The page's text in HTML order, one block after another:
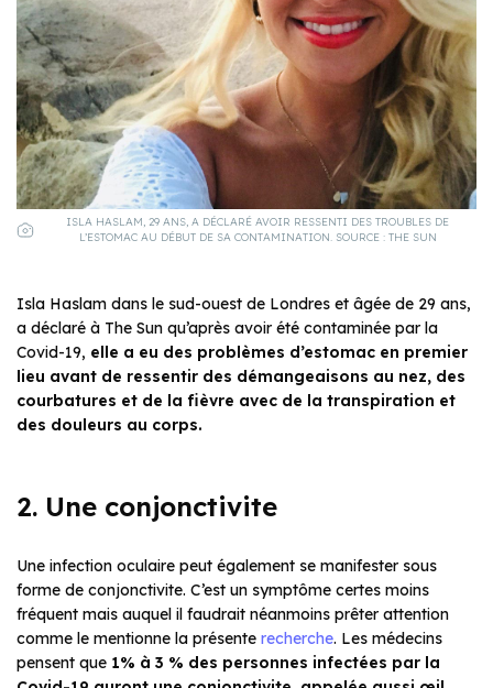
ISLA HASLAM, 29 ANS, A DÉCLARÉ AVOIR RESSENTI DES TROUBLES DE
L’ESTOMAC AU DÉBUT DE SA CONTAMINATION. SOURCE : THE SUN
Isla Haslam dans le sud-ouest de Londres et âgée de 29 ans,
a déclaré à The Sun qu’après avoir été contaminée par la
Covid-19, elle a eu des problèmes d’estomac en premier
lieu avant de ressentir des démangeaisons au nez, des
courbatures et de la fièvre avec de la transpiration et
des douleurs au corps.
2. Une conjonctivite
Une infection oculaire peut également se manifester sous
forme de conjonctivite. C’est un symptôme certes moins
fréquent mais auquel il faudrait néanmoins prêter attention
comme le mentionne la présente recherche. Les médecins
pensent que 1% à 3 % des personnes infectées par la